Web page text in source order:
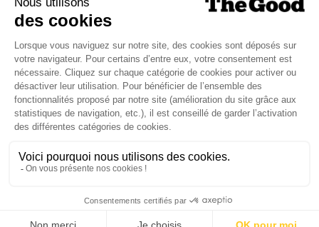
SANTÉ MENTALE, GRANDE
CAUSE NATIONALE 2025
Dans ce numéro, enquête : Comment les
médias luttent-ils contre la désinformation ? |
Palmarès complet du Grand Prix de la Good
Économie 2025 | La grande interview de Marc
Gomes, CEO France & Chief People Officer